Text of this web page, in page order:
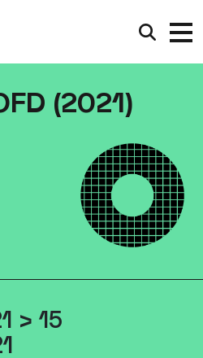
(2021)
> 15